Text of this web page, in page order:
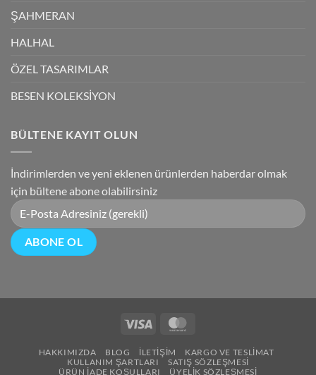
ŞAHMERAN
HALHAL
ÖZEL TASARIMLAR
BESEN KOLEKSİYON
BÜLTENE KAYIT OLUN
İndirimlerden ve yeni eklenen ürünlerden haberdar olmak
için bültene abone olabilirsiniz
Visa
HAKKIMIZDA BLOG İLETIŞIM
KARGO VE TESLIMAT
KULLANIM ŞARTLARI
SATIŞ SÖZLEŞMESI
ÜRÜN İADE KOŞULLARI
ÜYELIK SÖZLEŞMESI